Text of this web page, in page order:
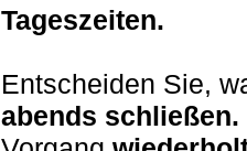
Tageszeiten.
Entscheiden Sie,
abends schließen.